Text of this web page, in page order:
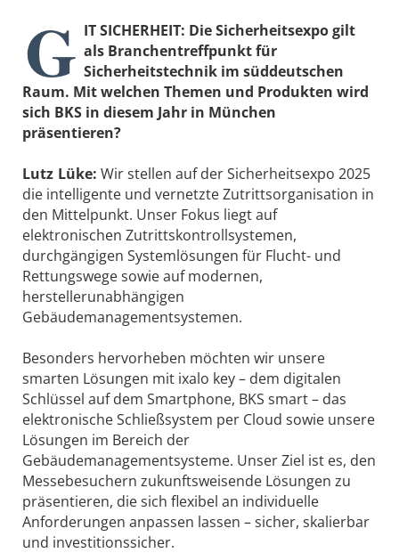
G IT SICHERHEIT: Die Sicherheitsexpo gilt
als Branchentreffpunkt für
Sicherheitstechnik im süddeutschen
Raum. Mit welchen Themen und Produkten wird
sich BKS in diesem Jahr in München
präsentieren?
Lutz Lüke: Wir stellen auf der Sicherheitsexpo 2025
die intelligente und vernetzte Zutrittsorganisation in
den Mittelpunkt. Unser Fokus liegt auf
elektronischen Zutrittskontrollsystemen,
durchgängigen Systemlösungen für Flucht- und
Rettungswege sowie auf modernen,
herstellerunabhängigen
Gebäudemanagementsystemen.
Besonders hervorheben möchten wir unsere
smarten Lösungen mit ixalo key – dem digitalen
Schlüssel auf dem Smartphone, BKS smart – das
elektronische Schließsystem per Cloud sowie unsere
Lösungen im Bereich der
Gebäudemanagementsysteme. Unser Ziel ist es, den
Messebesuchern zukunftsweisende Lösungen zu
präsentieren, die sich flexibel an individuelle
Anforderungen anpassen lassen – sicher, skalierbar
und investitionssicher.